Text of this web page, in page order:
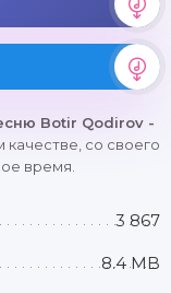
Botir Qodirov -
со своего
время.
3 867
8.4 MB